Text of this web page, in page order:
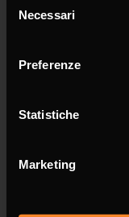
delNecessari
Preferenze
Statistiche
Marketing